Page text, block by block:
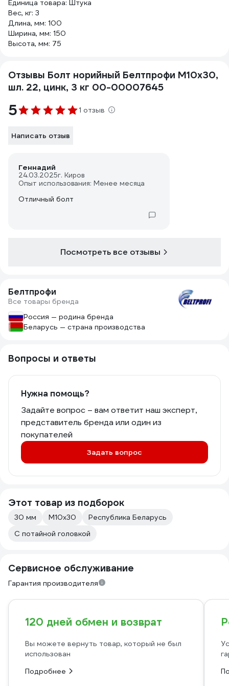
Единица товара: Штука
Вес, кг: 3
Длина, мм: 100
Ширина, мм: 150
Высота, мм: 75
Отзывы Болт норийный Белтпрофи М10x30,
шл. 22, цинк, 3 кг 00-00007645
5 1 отзыв
Написать отзыв
Геннадий
24.03.2025г. Киров
Опыт использования: Менее месяца
Отличный болт
Посмотреть все отзывы
Белтпрофи
Все товары бренда
Россия — родина бренда
Беларусь — страна производства
Вопросы и ответы
Нужна помощь?
Задайте вопрос – вам ответит наш эксперт,
представитель бренда или один из
покупателей
Задать вопрос
Этот товар из подборок
30 мм М10х30
Республика Беларусь
С потайной головкой
Сервисное обслуживание
Гарантия производителя
120 дней обмен и возврат
Вы можете вернуть товар, который не был
использован
Подробнее